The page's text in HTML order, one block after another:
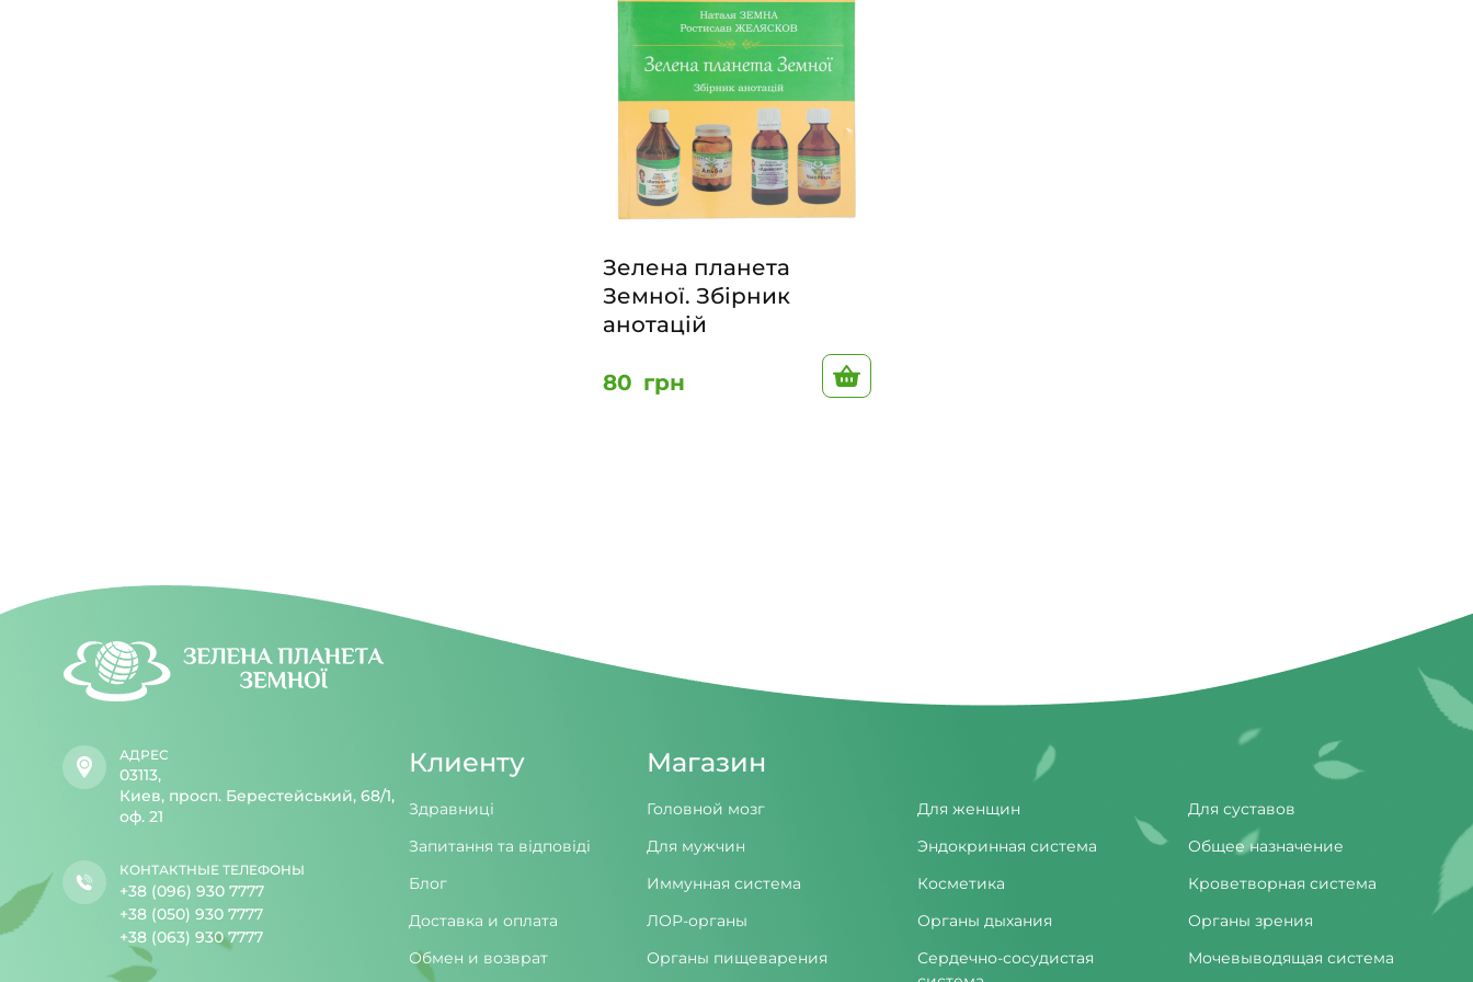
Зелена планета
Земної. Збірник
анотацій
80 грн
АДРЕС
03113,
Киев, просп. Берестейський, 68/1,
оф. 21
КОНТАКТНЫЕ ТЕЛЕФОНЫ
+38 (096) 930 7777
+38 (050) 930 7777
+38 (063) 930 7777
Клиенту
Здравниці
Запитання та відповіді
Блог
Доставка и оплата
Обмен и возврат
Магазин
Головной мозг Для женщин
Для суставов
Для мужчин
Эндокринная система
Общее назначение
Иммунная система
Косметика
Кроветворная система
ЛОР-органы
Органы дыхания
Органы зрения
Органы пищеварения
Сердечно-сосудистая
Мочевыводящая система